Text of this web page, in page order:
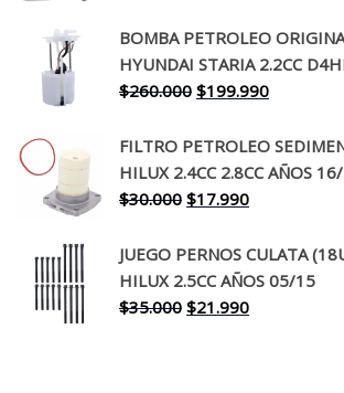
original
era:
$650.000.
actual
es:
$519.990.
BOMBA PETROLEO
HYUNDAI STARIA 2.2CC
$260.000 El
original
era:
$260.000.
$199.990El
actual
es:
FILTRO PETROLEO
HILUX 2.4CC 2.8CC AÑOS
$30.000 El
original
era:
$30.000.
$17.990El
actual
es:
$17.990.
JUEGO PERNOS CULATA
HILUX 2.5CC AÑOS 05/15
$35.000 El
$21.990El